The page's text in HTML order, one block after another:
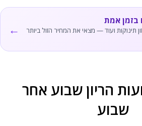
בזמן אמת
תינוקות ועוד — מצאי את המחיר הזול ביותר
←
הריון שבוע אחר
שבוע